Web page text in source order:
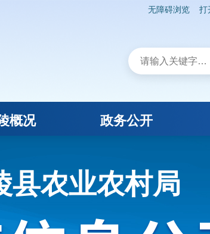
无障碍浏览 打
概况 政务公开
县农业农村局